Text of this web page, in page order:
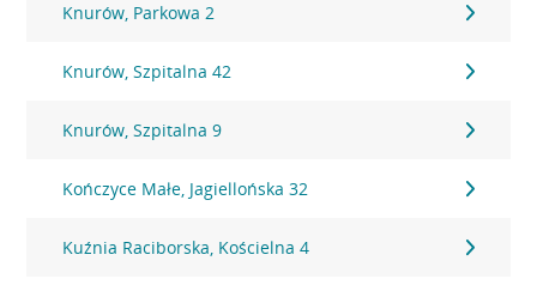
Knurów, Parkowa 2
Knurów, Szpitalna 42
Knurów, Szpitalna 9
Kończyce Małe, Jagiellońska 32
Kuźnia Raciborska, Kościelna 4